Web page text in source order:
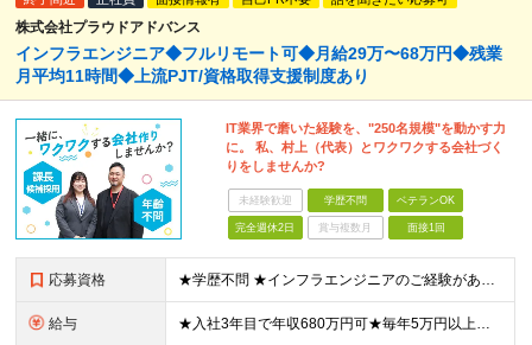
株式会社プラウドアドバンス
インフラエンジニア◆フルリモート可◆月給29万〜68万円◆残業
月平均11時間◆上流PJT/資格取得支援制度あり
IT業界で磨いた経験を、"250名規模"を動かす力
に。 私、村上（代表）とワクワクする会社づく
りをしませんか?
未経験歓迎 学歴不問 ベテランOK
完全週休2日 賞与複数月 面接1回
応募資格 ★学歴不問 ★インフラエンジニアのご経験がある方 ★ブランクをお持ちの方もぜひご応募ください 【こんな方にピッタリです】 ■現場の第一線で活躍しながら、代表と一緒に「会社づくり」も楽しんでみたい方
給与 ★入社3年目で年収680万円可★毎年5万円以上月給UP、20万円以上UPした事例あり（入社2年・月給38万円） 月給292,000円～683,000円 ▼目安・内訳 【経験者（1～5年）】月給29